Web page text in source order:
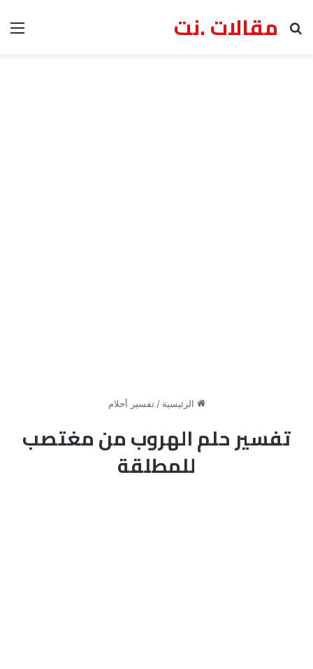
مقالات .نت
بحث عن
الرئيسية / تفسير أحلام
تفسير حلم الهروب من مغتصب
للمطلقة